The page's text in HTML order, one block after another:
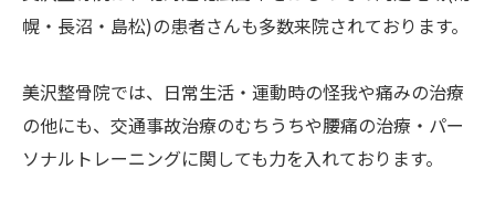
幌・長沼・島松)の患者さんも多数来院されております。
美沢整骨院では、日常生活・運動時の怪我や痛みの治療
の他にも、交通事故治療のむちうちや腰痛の治療・パー
ソナルトレーニングに関しても力を入れております。